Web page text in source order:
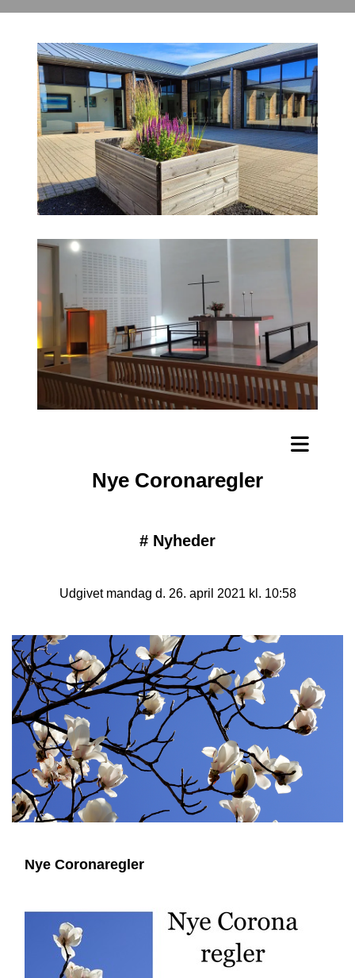
Nye Coronaregler
# Nyheder
Udgivet mandag d. 26. april 2021 kl. 10:58
Nye Coronaregler